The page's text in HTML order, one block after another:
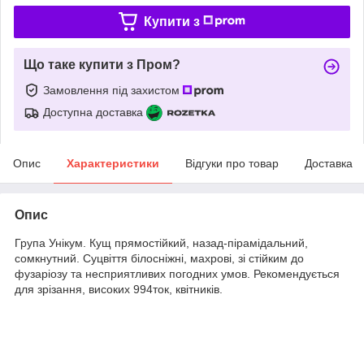
Купити з
Що таке купити з Пром?
Замовлення під захистом
Доступна доставка
Опис Характеристики Відгуки про товар Доставка
Опис
Група Унікум. Кущ прямостійкий, назад-пірамідальний,
сомкнутний. Суцвіття білосніжні, махрові, зі стійким до
фузаріозу та несприятливих погодних умов. Рекомендується
для зрізання, високих 994ток, квітників.